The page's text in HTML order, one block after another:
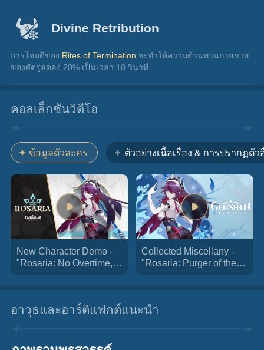
Divine Retribution
การโจมตีของ Rites of Termination จะทำให้ความต้านทานกายภาพ
ของศัตรูลดลง 20% เป็นเวลา 10 วินาที
คอลเล็กชันวิดีโอ
ข้อมูลตัวละคร ตัวอย่างเนื้อเรื่อง & การปรากฏตัว
New Character Demo -
"Rosaria: No Overtime,
Collected Miscellany -
"Rosaria: Purger of the
อาวุธและอาร์ติแฟกต์แนะนำ